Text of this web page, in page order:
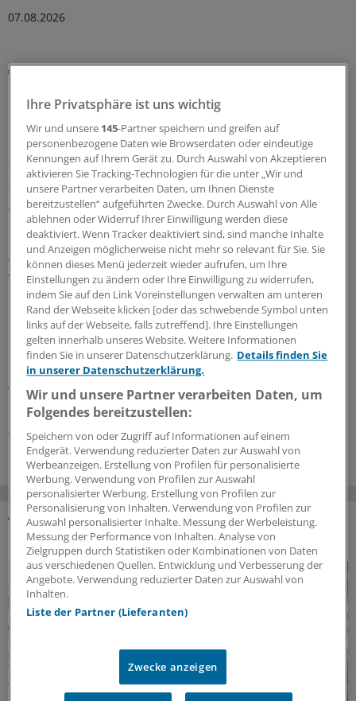
07.08.2026
Rote Hand Brief
Meningeom assoziiert
Bei einer längerfristigen Einnahme von Desogestrel-
haltgen Arzneimitteln besteht ein gering erhöhtes Risiko
für das Auftreten eines Meningeoms. Darauf weisen die
Zulassungsinhaber in einem Rote-Hand-Brief hin.
06.08.2026
WIdO-Qualitätsmonitor 2026
Tumoroperationen: Mindestmengen
beschleunigen die Zentralisierung der
Krebsversorgung
Der WIdO-Qualitätsmonitor 2026 weist für mehrere
komplexe Tumoroperationen steigende Fallzahlen je
Krankenhaus aus. Damit konzentriert sich die
Versorgung auf weniger Kliniken.
Kooperation|In Kooperation mit:AOK-Bundesverband
06.08.2026
DAS KÖNNTE SIE AUCH INTERESSIEREN
Ihre Privatsphäre ist uns wichtig
Wir und unsere 145-Partner speichern und greifen auf
personenbezogene Daten wie Browserdaten oder eindeutige
Kennungen auf Ihrem Gerät zu. Durch Auswahl von Akzeptieren
aktivieren Sie Tracking-Technologien für die unter „Wir und
unsere Partner verarbeiten Daten, um Ihnen Dienste
bereitzustellen“ aufgeführten Zwecke. Durch Auswahl von Alle
ablehnen oder Widerruf Ihrer Einwilligung werden diese
deaktiviert. Wenn Tracker deaktiviert sind, sind manche Inhalte
und Anzeigen möglicherweise nicht mehr so relevant für Sie. Sie
können dieses Menü jederzeit wieder aufrufen, um Ihre
Einstellungen zu ändern oder Ihre Einwilligung zu widerrufen,
indem Sie auf den Link Voreinstellungen verwalten am unteren
Rand der Webseite klicken [oder das schwebende Symbol unten
links auf der Webseite, falls zutreffend]. Ihre Einstellungen
gelten innerhalb unseres Website. Weitere Informationen
finden Sie in unserer Datenschutzerklärung. Details finden Sie
in unserer Datenschutzerklärung.
Wir und unsere Partner verarbeiten Daten, um
Folgendes bereitzustellen:
Speichern von oder Zugriff auf Informationen auf einem
Endgerät. Verwendung reduzierter Daten zur Auswahl von
Werbeanzeigen. Erstellung von Profilen für personalisierte
Werbung. Verwendung von Profilen zur Auswahl
personalisierter Werbung. Erstellung von Profilen zur
Personalisierung von Inhalten. Verwendung von Profilen zur
Auswahl personalisierter Inhalte. Messung der Werbeleistung.
Messung der Performance von Inhalten. Analyse von
Zielgruppen durch Statistiken oder Kombinationen von Daten
aus verschiedenen Quellen. Entwicklung und Verbesserung der
Angebote. Verwendung reduzierter Daten zur Auswahl von
Inhalten.
Liste der Partner (Lieferanten)
Zwecke anzeigen